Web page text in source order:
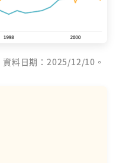
料日期：2025/12/10。